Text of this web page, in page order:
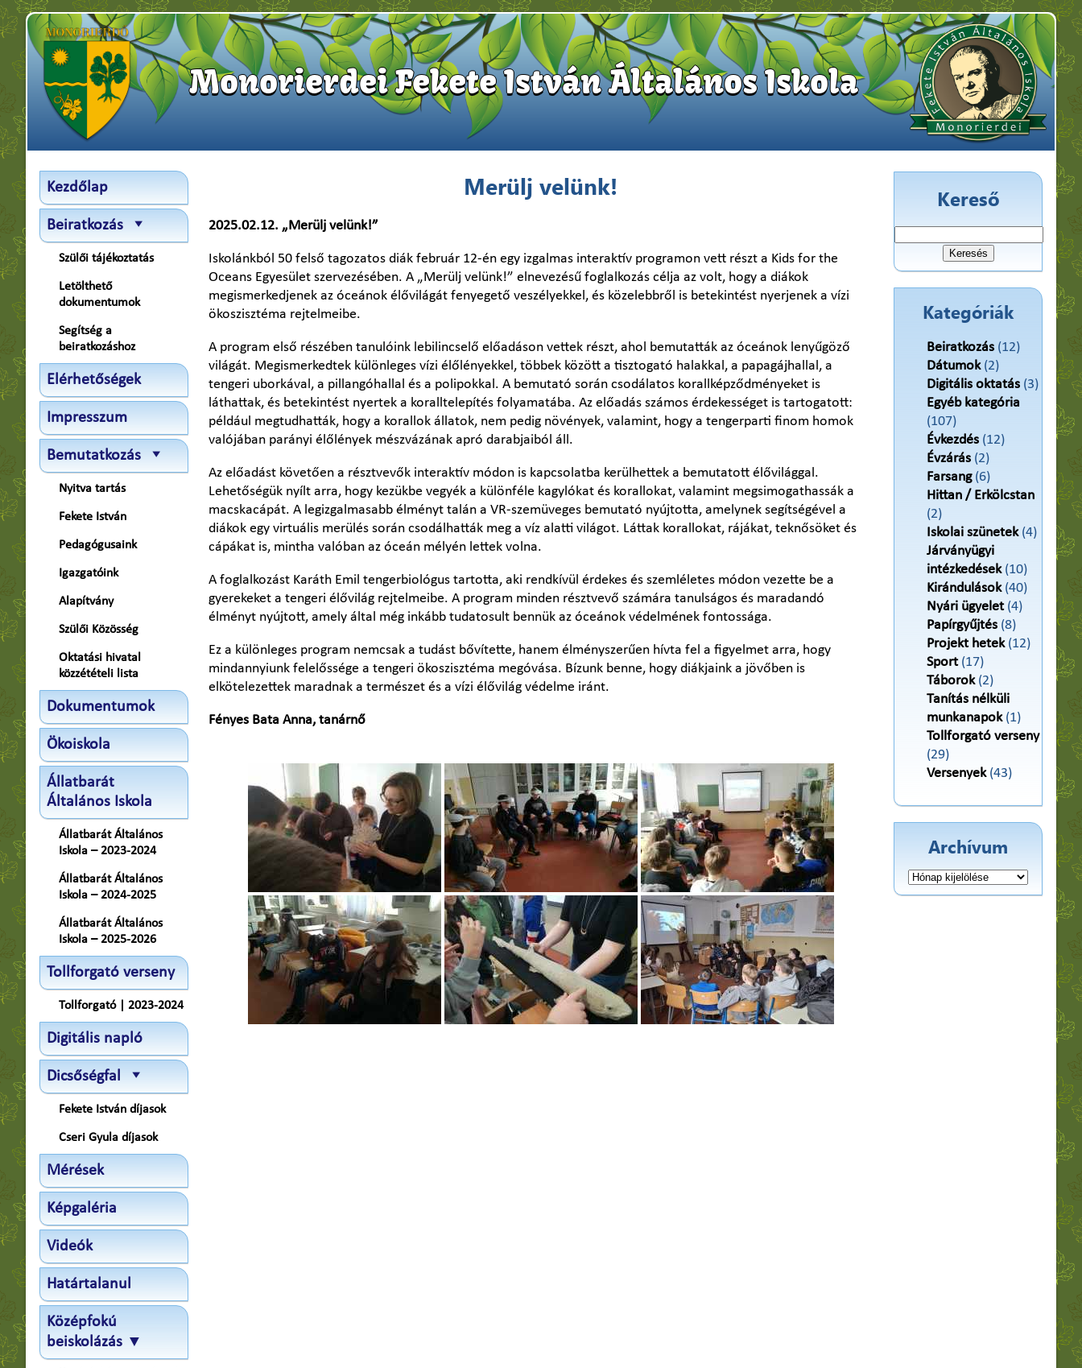
Monorierdei Fekete István Általános Iskola
Kezdőlap
Beiratkozás
Szülői tájékoztatás
Letölthető
dokumentumok
Segítség a
beiratkozáshoz
Elérhetőségek
Impresszum
Bemutatkozás
Nyitva tartás
Fekete István
Pedagógusaink
Igazgatóink
Alapítvány
Szülői Közösség
Oktatási hivatal
közzétételi lista
Dokumentumok
Ökoiskola
Állatbarát
Általános Iskola
Állatbarát Általános
Iskola – 2023-2024
Állatbarát Általános
Iskola – 2024-2025
Állatbarát Általános
Iskola – 2025-2026
Tollforgató verseny
Tollforgató | 2023-2024
Digitális napló
Dicsőségfal
Fekete István díjasok
Cseri Gyula díjasok
Mérések
Képgaléria
Videók
Határtalanul
Középfokú
beiskolázás ▼
Merülj velünk!
2025.02.12. „Merülj velünk!”
Iskolánkból 50 felső tagozatos diák február 12-én egy izgalmas interaktív programon vett részt a Kids for the
Oceans Egyesület szervezésében. A „Merülj velünk!” elnevezésű foglalkozás célja az volt, hogy a diákok
megismerkedjenek az óceánok élővilágát fenyegető veszélyekkel, és közelebbről is betekintést nyerjenek a vízi
ökoszisztéma rejtelmeibe.
A program első részében tanulóink lebilincselő előadáson vettek részt, ahol bemutatták az óceánok lenyűgöző
világát. Megismerkedtek különleges vízi élőlényekkel, többek között a tisztogató halakkal, a papagájhallal, a
tengeri uborkával, a pillangóhallal és a polipokkal. A bemutató során csodálatos korallképződményeket is
láthattak, és betekintést nyertek a koralltelepítés folyamatába. Az előadás számos érdekességet is tartogatott:
például megtudhatták, hogy a korallok állatok, nem pedig növények, valamint, hogy a tengerparti finom homok
valójában parányi élőlények mészvázának apró darabjaiból áll.
Az előadást követően a résztvevők interaktív módon is kapcsolatba kerülhettek a bemutatott élővilággal.
Lehetőségük nyílt arra, hogy kezükbe vegyék a különféle kagylókat és korallokat, valamint megsimogathassák a
macskacápát. A legizgalmasabb élményt talán a VR-szemüveges bemutató nyújtotta, amelynek segítségével a
diákok egy virtuális merülés során csodálhatták meg a víz alatti világot. Láttak korallokat, rájákat, teknősöket és
cápákat is, mintha valóban az óceán mélyén lettek volna.
A foglalkozást Karáth Emil tengerbiológus tartotta, aki rendkívül érdekes és szemléletes módon vezette be a
gyerekeket a tengeri élővilág rejtelmeibe. A program minden résztvevő számára tanulságos és maradandó
élményt nyújtott, amely által még inkább tudatosult bennük az óceánok védelmének fontossága.
Ez a különleges program nemcsak a tudást bővítette, hanem élményszerűen hívta fel a figyelmet arra, hogy
mindannyiunk felelőssége a tengeri ökoszisztéma megóvása. Bízunk benne, hogy diákjaink a jövőben is
elkötelezettek maradnak a természet és a vízi élővilág védelme iránt.
Fényes Bata Anna, tanárnő
Kereső
Kategóriák
Beiratkozás (12)
Dátumok(2)
Digitális oktatás (3)
Egyéb kategória
(107)
Évkezdés (12)
Évzárás (2)
Farsang(6)
Hittan / Erkölcstan
(2)
Iskolai szünetek(4)
Járványügyi
intézkedések(10)
Kirándulások(40)
Nyári ügyelet(4)
Papírgyűjtés (8)
Projekt hetek(12)
Sport(17)
Táborok(2)
Tanítás nélküli
munkanapok(1)
Tollforgató verseny
(29)
Versenyek(43)
Archívum
Archívum